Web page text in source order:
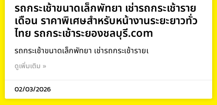
รถกระเช้าขนาดเล็กพัทยา เช่ารถกระเช้าราย
เดือน ราคาพิเศษสำหรับหน้างานระยะยาวทั่ว
ไทย รถกระเช้าระยองชลบุรี.com
รถกระเช้าขนาดเล็กพัทยา เช่ารถกระเช้ารายเ
ดูเพิ่มเติม »
02/03/2026